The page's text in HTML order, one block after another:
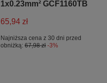
1x0.23mm² GCF1160TB
65,94 zł
Najniższa cena z 30 dni przed
obniżką: 67,98 zł -3%